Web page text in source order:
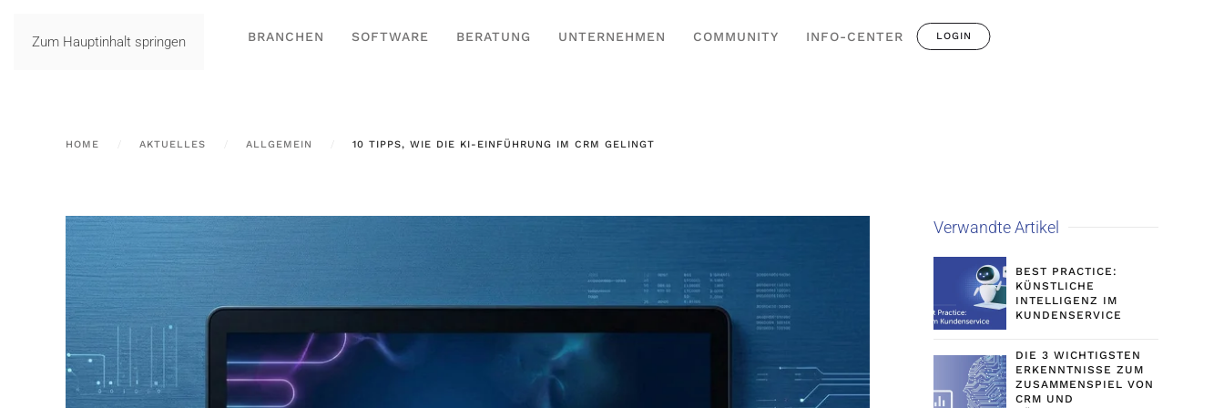
Zum Hauptinhalt springen BRANCHEN SOFTWARE BERATUNG UNTERNEHMEN COMMUNITY INFO-CENTER LOGIN
HOME AKTUELLES ALLGEMEIN 10 TIPPS, WIE DIE KI-EINFÜHRUNG IM CRM GELINGT
Verwandte Artikel
BEST PRACTICE:
KÜNSTLICHE
INTELLIGENZ IM
KUNDENSERVICE
DIE 3 WICHTIGSTEN
ERKENNTNISSE ZUM
ZUSAMMENSPIEL VON
CRM UND